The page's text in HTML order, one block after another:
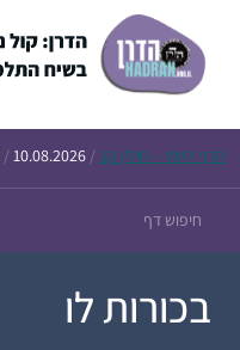
הדף היומי – חולין קב /
10.08.2026
/
בכורות לו